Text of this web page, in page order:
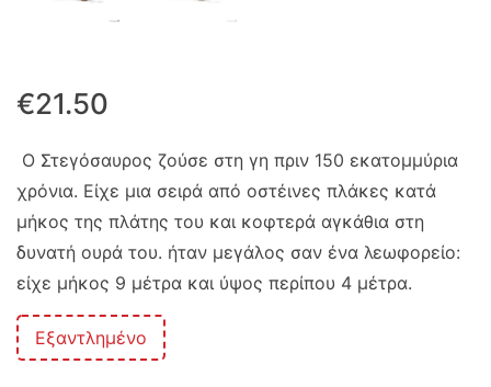
€21.50
Ο Στεγόσαυρος ζούσε στη γη πριν 150 εκατομμύρια
χρόνια. Είχε μια σειρά από οστέινες πλάκες κατά
μήκος της πλάτης του και κοφτερά αγκάθια στη
δυνατή ουρά του. ήταν μεγάλος σαν ένα λεωφορείο:
είχε μήκος 9 μέτρα και ύψος περίπου 4 μέτρα.
Εξαντλημένο